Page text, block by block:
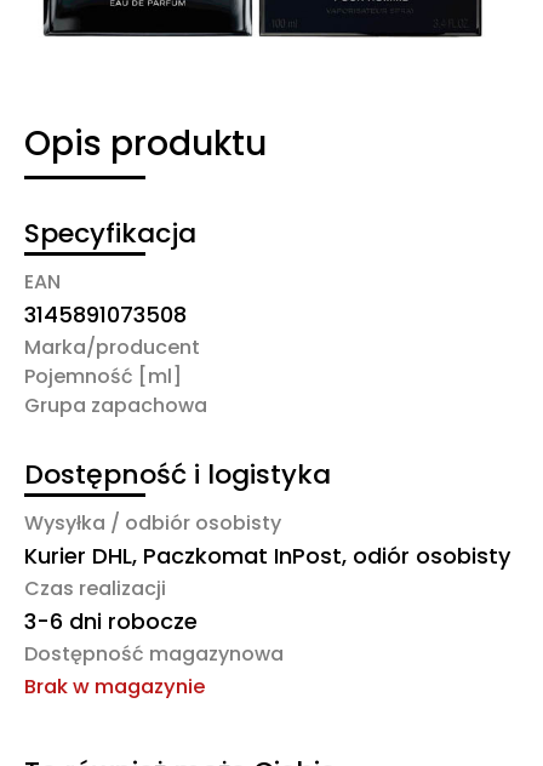
Opis produktu
Specyfikacja
EAN
3145891073508
Marka/producent
Pojemność [ml]
Grupa zapachowa
Dostępność i logistyka
Wysyłka / odbiór osobisty
Kurier DHL, Paczkomat InPost, odiór osobisty
Czas realizacji
3-6 dni robocze
Dostępność magazynowa
Brak w magazynie